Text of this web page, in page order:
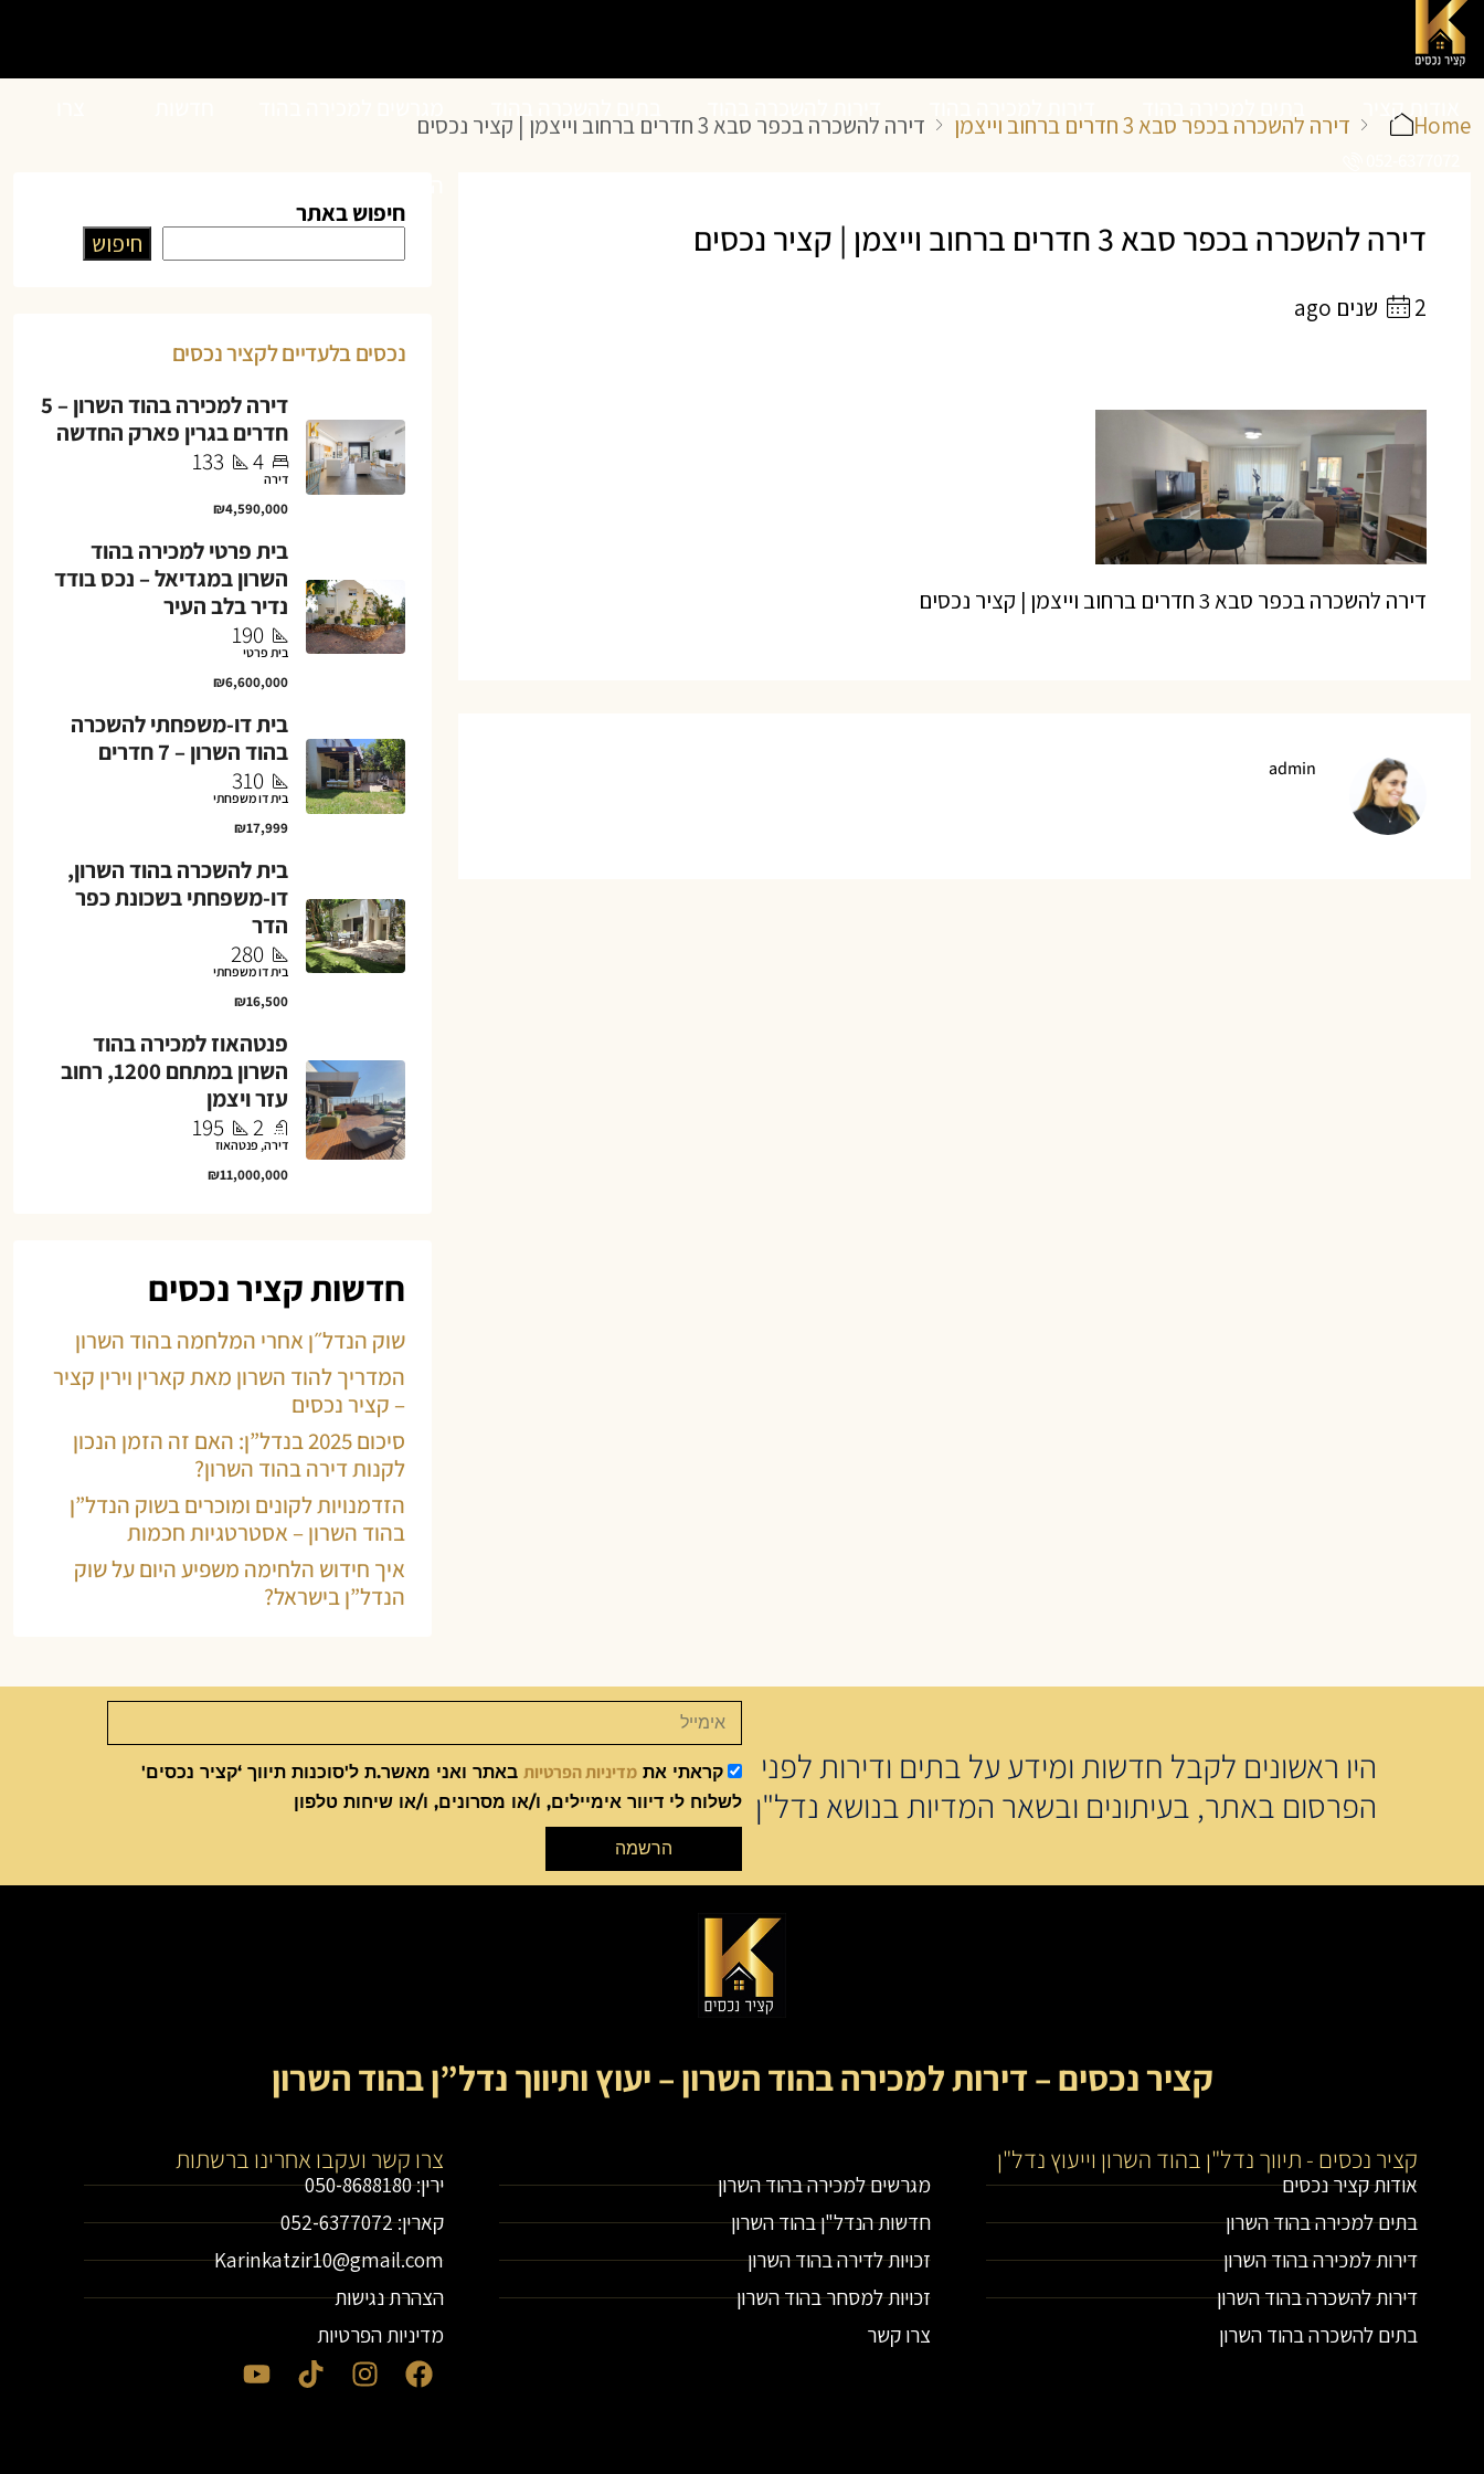
אודות קציר
Home דירה להשכרה בכפר סבא 3 חדרים ברחוב וייצמן דירה להשכרה בכפר סבא 3 חדרים ברחוב וייצמן | קציר נכסים
דירה להשכרה בכפר סבא 3 חדרים ברחוב וייצמן | קציר נכסים
2 שנים ago
דירה להשכרה בכפר סבא 3 חדרים ברחוב וייצמן | קציר נכסים
admin
חיפוש באתר
חיפוש
נכסים בלעדיים לקציר נכסים
דירה למכירה בהוד השרון – 5
חדרים בגרין פארק החדשה
4
133
דירה
₪4,590,000
בית פרטי למכירה בהוד
השרון במגדיאל – נכס בודד
נדיר בלב העיר
190
בית פרטי
₪6,600,000
בית דו-משפחתי להשכרה
בהוד השרון – 7 חדרים
310
בית דו משפחתי
₪17,999
בית להשכרה בהוד השרון,
דו-משפחתי בשכונת כפר
הדר
280
בית דו משפחתי
₪16,500
פנטהאוז למכירה בהוד
השרון במתחם 1200, רחוב
עזר ויצמן
2
195
דירה, פנטהאוז
₪11,000,000
חדשות קציר נכסים
שוק הנדל״ן אחרי המלחמה בהוד השרון
המדריך להוד השרון מאת קארין וירין קציר
– קציר נכסים
סיכום 2025 בנדל”ן: האם זה הזמן הנכון
לקנות דירה בהוד השרון?
הזדמנויות לקונים ומוכרים בשוק הנדל”ן
בהוד השרון – אסטרטגיות חכמות
איך חידוש הלחימה משפיע היום על שוק
הנדל”ן בישראל?
היו ראשונים לקבל חדשות ומידע על בתים ודירות לפני
הפרסום באתר, בעיתונים ובשאר המדיות בנושא נדל"ן
קראתי את מדיניות הפרטיות באתר ואני מאשר.ת ל'סוכנות תיווך ‘קציר נכסים'
לשלוח לי דיוור אימיילים, ו/או מסרונים, ו/או שיחות טלפון
הרשמה
קציר נכסים – דירות למכירה בהוד השרון – יעוץ ותיווך נדל”ן בהוד השרון
קציר נכסים - תיווך נדל"ן בהוד השרון וייעוץ נדל"ן
אודות קציר נכסים
בתים למכירה בהוד השרון
דירות למכירה בהוד השרון
דירות להשכרה בהוד השרון
בתים להשכרה בהוד השרון
מגרשים למכירה בהוד השרון
חדשות הנדל"ן בהוד השרון
זכויות לדירה בהוד השרון
זכויות למסחר בהוד השרון
צרו קשר
צרו קשר ועקבו אחרינו ברשתות
ירין: 050-8688180
קארין: 052-6377072
Karinkatzir10@gmail.com
הצהרת נגישות
מדיניות הפרטיות